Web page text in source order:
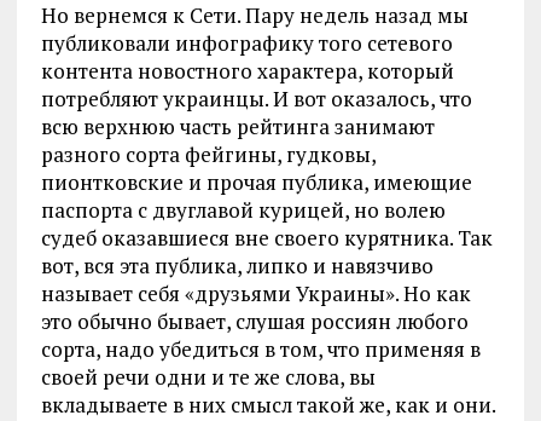
Но вернемся к Сети. Пару недель назад мы
публиковали инфографику того сетевого
контента новостного характера, который
потребляют украинцы. И вот оказалось, что
всю верхнюю часть рейтинга занимают
разного сорта фейгины, гудковы,
пионтковские и прочая публика, имеющие
паспорта с двуглавой курицей, но волею
судеб оказавшиеся вне своего курятника. Так
вот, вся эта публика, липко и навязчиво
называет себя «друзьями Украины». Но как
это обычно бывает, слушая россиян любого
сорта, надо убедиться в том, что применяя в
своей речи одни и те же слова, вы
вкладываете в них смысл такой же, как и они.